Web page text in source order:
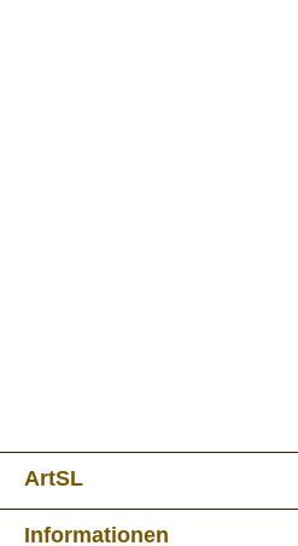
ArtSL
Informationen